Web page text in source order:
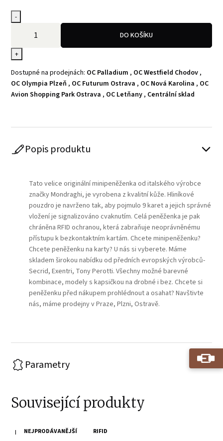
-
+
DO KOŠÍKU
Dostupné na prodejnách: OC Palladium , OC Westfield Chodov ,
OC Olympia Plzeň , OC Futurum Ostrava , OC Nová Karolina , OC
Avion Shopping Park Ostrava , OC Letňany , Centrální sklad
Popis produktu
Play
Tato velice originální minipeněženka od italského výrobce
značkyMondraghi, je vyrobena z kvalitní kůže. Hliníkové
pouzdro je navrženo tak, aby pojmulo 9 karet a jejich správné
vložení je signalizováno cvaknutím. Celá peněženka je pak
chráněna RFID ochranou, která zabraňuje neoprávněnému
přístupu k bezkontaktním kartám. Chcete minipeněženku?
Chcete peněženku na karty? U nás si vyberete. Máme
skladem širokou nabídku od předních evropských výrobců-
Secrid, Exentri, Tony Perotti. Všechny možné barevné
kombinace, modely s kapsičkou na drobné i bez. Chcete si
peněženku před nákupem prohlédnout a osahat? Navštivte
nás, máme prodejny v Praze, Plzni, Ostravě.
Parametry
Související produkty
NEJPRODÁVANĚJŠÍ RIFID
Mondraghi Carbon Black